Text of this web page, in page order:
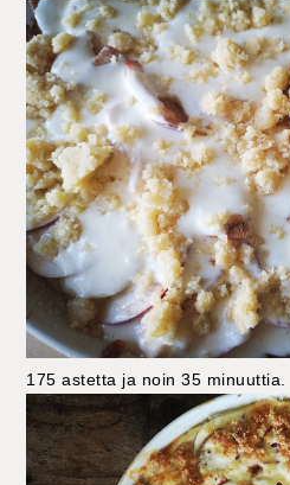
175 astetta ja noin 35 minuuttia.